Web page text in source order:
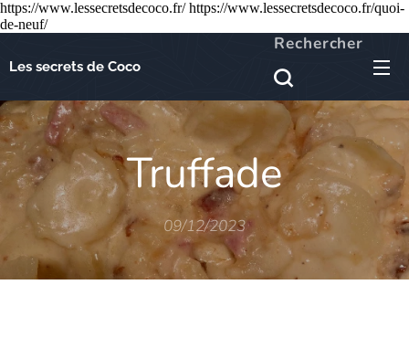
https://www.lessecretsdecoco.fr/ https://www.lessecretsdecoco.fr/quoi-
de-neuf/
Les secrets de Coco
Rechercher
Truffade
09/12/2023